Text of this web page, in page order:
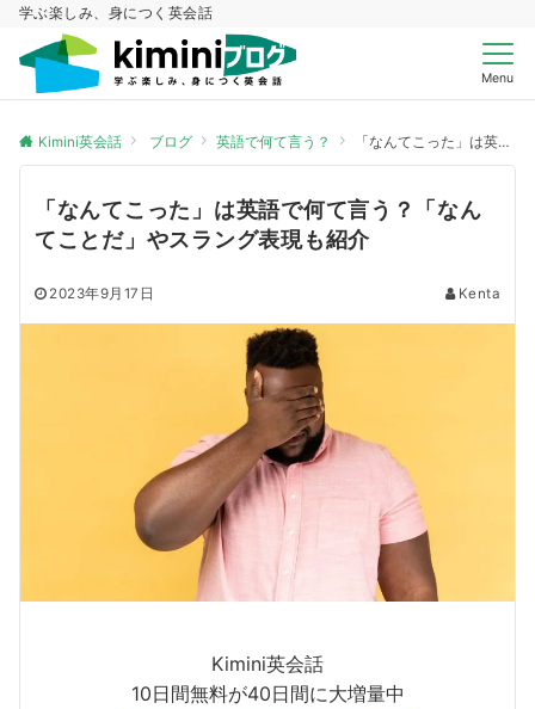
学ぶ楽しみ、身につく英会話
Menu
Kimini英会話 ブログ 英語で何て言う？ 「なんてこった」は英語で何て言う？「なんてことだ」やスラング表現も紹介
「なんてこった」は英語で何て言う？「なん
てことだ」やスラング表現も紹介
2023年9月17日 Kenta
Kimini英会話
10日間無料が40日間に大増量中